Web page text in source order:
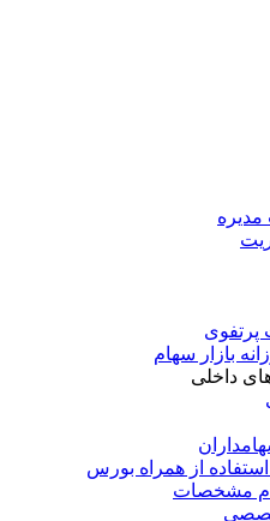
بازار سهام
داخلی
از همراه بورس
مشخصات